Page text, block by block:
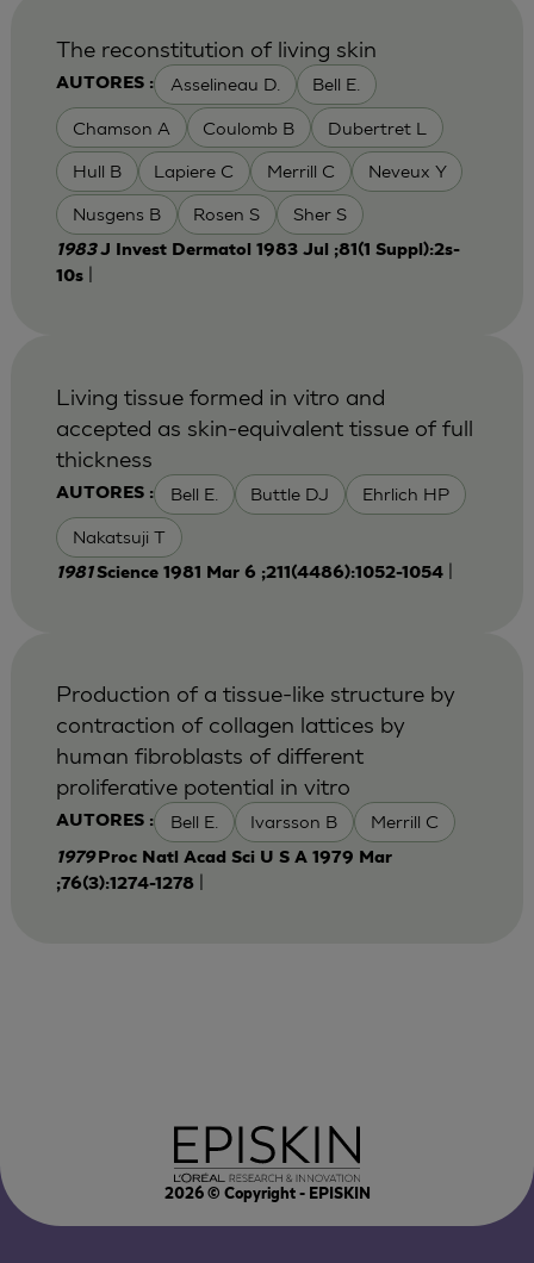
AUTORES : Asselineau D. Bell E.
Chamson A Coulomb B Dubertret L
Hull B Lapiere C Merrill C Neveux Y
Nusgens B Rosen S Sher S
The reconstitution of living skin
1983J Invest Dermatol 1983 Jul ;81(1 Suppl):2s-
10s|
AUTORES : Bell E. Buttle DJ Ehrlich HP
Nakatsuji T
Living tissue formed in vitro and
accepted as skin-equivalent tissue of full
thickness
1981Science 1981 Mar 6 ;211(4486):1052-1054|
AUTORES : Bell E. Ivarsson B Merrill C
Production of a tissue-like structure by
contraction of collagen lattices by
human fibroblasts of different
proliferative potential in vitro
1979Proc Natl Acad Sci U S A 1979 Mar
;76(3):1274-1278|
2026© Copyright - EPISKIN